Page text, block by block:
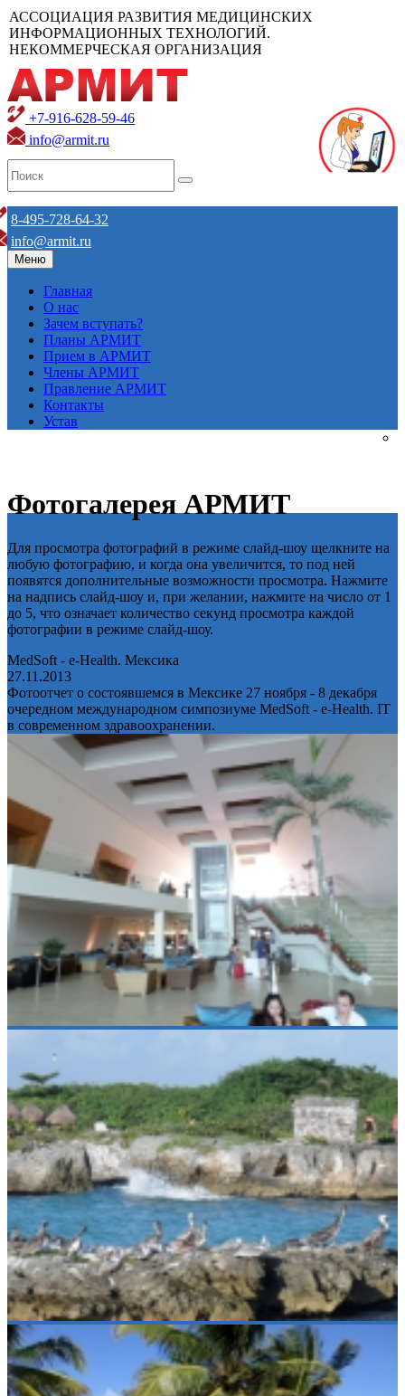
АССОЦИАЦИЯ РАЗВИТИЯ МЕДИЦИНСКИХ
ИНФОРМАЦИОННЫХ ТЕХНОЛОГИЙ.
НЕКОММЕРЧЕСКАЯ ОРГАНИЗАЦИЯ
+7-916-628-59-46
info@armit.ru
8-495-728-64-32
info@armit.ru
Меню
Главная
О нас
Зачем вступать?
Планы АРМИТ
Прием в АРМИТ
Члены АРМИТ
Правление АРМИТ
Контакты
Устав
Фотогалерея АРМИТ
Для просмотра фотографий в режиме слайд-шоу щелкните на
любую фотографию, и когда она увеличится, то под ней
появятся дополнительные возможности просмотра. Нажмите
на надпись слайд-шоу и, при желании, нажмите на число от 1
до 5, что означает количество секунд просмотра каждой
фотографии в режиме слайд-шоу.
MedSoft - e-Health. Мексика
27.11.2013
Фотоотчет о состоявшемся в Мексике 27 ноября - 8 декабря
очередном международном симпозиуме MedSoft - e-Health. IT
в современном здравоохранении.